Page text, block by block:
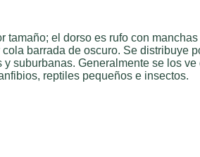
el dorso es rufo con manchas
barrada de oscuro. Se distribuye
suburbanas. Generalmente se los ve
reptiles pequeños e insectos.